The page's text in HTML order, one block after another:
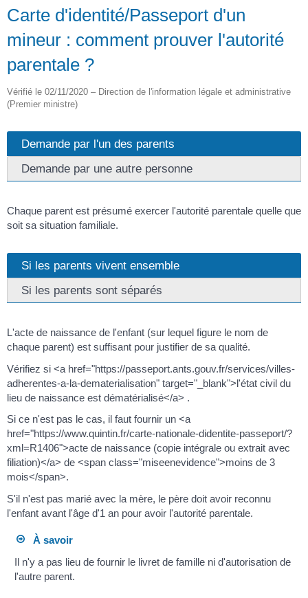
Carte d'identité/Passeport d'un
mineur : comment prouver l'autorité
parentale ?
Vérifié le 02/11/2020 – Direction de l'information légale et administrative
(Premier ministre)
Demande par l'un des parents
Demande par une autre personne
Chaque parent est présumé exercer l'autorité parentale quelle que
soit sa situation familiale.
Si les parents vivent ensemble
Si les parents sont séparés
L'acte de naissance de l'enfant (sur lequel figure le nom de
chaque parent) est suffisant pour justifier de sa qualité.
Vérifiez si <a href="https://passeport.ants.gouv.fr/services/villes-
adherentes-a-la-dematerialisation" target="_blank">l'état civil du
lieu de naissance est dématérialisé</a> .
Si ce n'est pas le cas, il faut fournir un <a
href="https://www.quintin.fr/carte-nationale-didentite-passeport/?
xml=R1406">acte de naissance (copie intégrale ou extrait avec
filiation)</a> de <span class="miseenevidence">moins de 3
mois</span>.
S'il n'est pas marié avec la mère, le père doit avoir reconnu
l'enfant avant l'âge d'1 an pour avoir l'autorité parentale.
À savoir
Il n'y a pas lieu de fournir le livret de famille ni d'autorisation de
l'autre parent.